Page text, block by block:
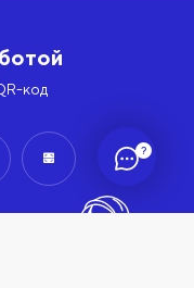
?
код